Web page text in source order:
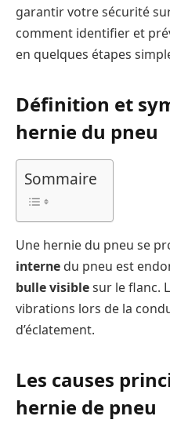
garantir votre sécurité
comment identifier et
en quelques étapes
Définition et
hernie du pneu
Sommaire
Une hernie du pneu se
interne du pneu est
bulle visiblesur le flanc.
vibrations lors de la
d’éclatement.
Les causes
hernie de pneu